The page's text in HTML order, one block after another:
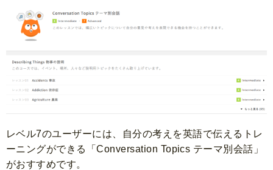
レベル7のユーザーには、自分の考えを英語で伝えるトレ
ーニングができる「Conversation Topics テーマ別会話」
がおすすめです。